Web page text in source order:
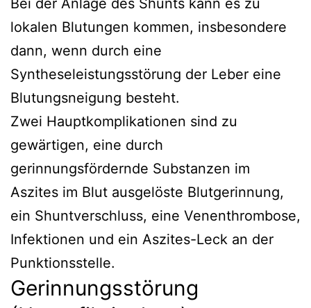
lokalen Blutungen kommen, insbesondere
dann, wenn durch eine
Syntheseleistungsstörung der Leber eine
Blutungsneigung besteht.
Zwei Hauptkomplikationen sind zu
gewärtigen, eine durch
gerinnungsfördernde Substanzen im
Aszites im Blut ausgelöste Blutgerinnung,
ein Shuntverschluss, eine Venenthrombose,
Infektionen und ein Aszites-Leck an der
Punktionsstelle.
Gerinnungsstörung